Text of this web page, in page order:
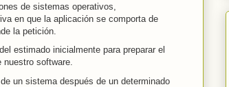
de sistemas operativos,
en que la aplicación se comporta de
la petición.
estimado inicialmente para preparar el
nuestro software.
un sistema después de un determinado